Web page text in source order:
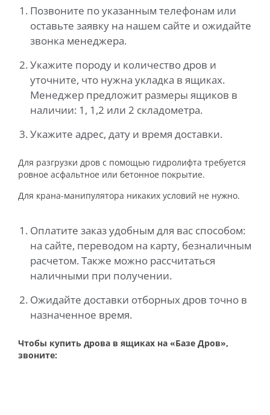
Позвоните по указанным телефонам или
оставьте заявку на нашем сайте и ожидайте
звонка менеджера.
Укажите породу и количество дров и
уточните, что нужна укладка в ящиках.
Менеджер предложит размеры ящиков в
наличии: 1, 1,2 или 2 складометра.
Укажите адрес, дату и время доставки.
Для разгрузки дров с помощью гидролифта требуется
ровное асфальтное или бетонное покрытие.
Для крана-манипулятора никаких условий не нужно.
Оплатите заказ удобным для вас способом:
на сайте, переводом на карту, безналичным
расчетом. Также можно рассчитаться
наличными при получении.
Ожидайте доставки отборных дров точно в
назначенное время.
Чтобы купить дрова в ящиках на «Базе Дров»,
звоните: